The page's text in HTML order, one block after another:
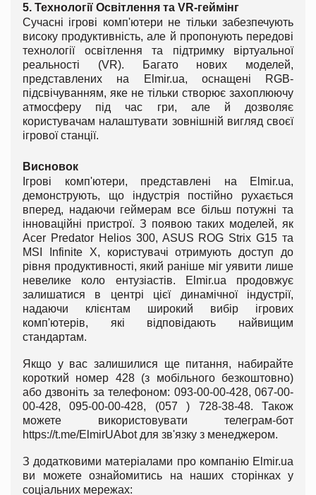
5. Технології Освітлення та VR-геймінг
Сучасні ігрові комп'ютери не тільки забезпечують
високу продуктивність, але й пропонують передові
технології освітлення та підтримку віртуальної
реальності (VR). Багато нових моделей,
представлених на Elmir.ua, оснащені RGB-
підсвічуванням, яке не тільки створює захоплюючу
атмосферу під час гри, але й дозволяє
користувачам налаштувати зовнішній вигляд своєї
ігрової станції.
Висновок
Ігрові комп'ютери, представлені на Elmir.ua,
демонструють, що індустрія постійно рухається
вперед, надаючи геймерам все більш потужні та
інноваційні пристрої. З появою таких моделей, як
Acer Predator Helios 300, ASUS ROG Strix G15 та
MSI Infinite X, користувачі отримують доступ до
рівня продуктивності, який раніше міг уявити лише
невелике коло ентузіастів. Elmir.ua продовжує
залишатися в центрі цієї динамічної індустрії,
надаючи клієнтам широкий вибір ігрових
комп'ютерів, які відповідають найвищим
стандартам.
Якщо у вас залишилися ще питання, набирайте
короткий номер 428 (з мобільного безкоштовно)
або дзвоніть за телефоном: 093-00-00-428, 067-00-
00-428, 095-00-00-428, (057 ) 728-38-48. Також
можете використовувати телеграм-бот
https://t.me/ElmirUAbot для зв'язку з менеджером.
З додатковими матеріалами про компанію Elmir.ua
ви можете ознайомитись на наших сторінках у
соціальних мережах: